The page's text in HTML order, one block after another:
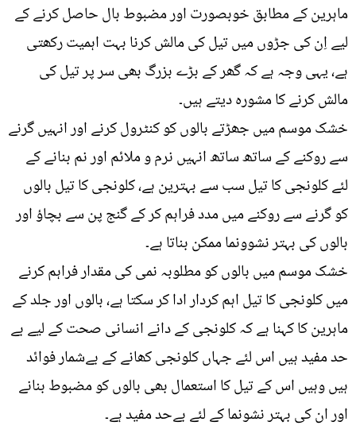
ماہرین کے مطابق خوبصورت اور مضبوط بال حاصل کرنے کے
لیے اِن کی جڑوں میں تیل کی مالش کرنا بہت اہمیت رکھتی
ہے، یہی وجہ ہے کہ گھر کے بڑے بزرگ بھی سر پر تیل کی
مالش کرنے کا مشورہ دیتے ہیں۔
خشک موسم میں جھڑتے بالوں کو کنٹرول کرنے اور انہیں گرنے
سے روکنے کے ساتھ ساتھ انہیں نرم و ملائم اور نم بنانے کے
لئے کلونجی کا تیل سب سے بہترین ہے، کلونجی کا تیل بالوں
کو گرنے سے روکنے میں مدد فراہم کر کے گنج پن سے بچاؤ اور
بالوں کی بہتر نشوونما ممکن بناتا ہے۔
خشک موسم میں بالوں کو مطلوبہ نمی کی مقدار فراہم کرنے
میں کلونجی کا تیل اہم کردار ادا کر سکتا ہے، بالوں اور جلد کے
ماہرین کا کہنا ہے کہ کلونجی کے دانے انسانی صحت کے لیے بے
حد مفید ہیں اس لئے جہاں کلونجی کھانے کے بےشمار فوائد
ہیں وہیں اس کے تیل کا استعمال بھی بالوں کو مضبوط بنانے
اور ان کی بہتر نشونما کے لئے بےحد مفید ہے۔